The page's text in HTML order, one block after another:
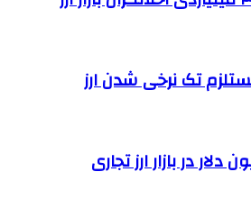
مستلزم تک نرخی شدن ارز